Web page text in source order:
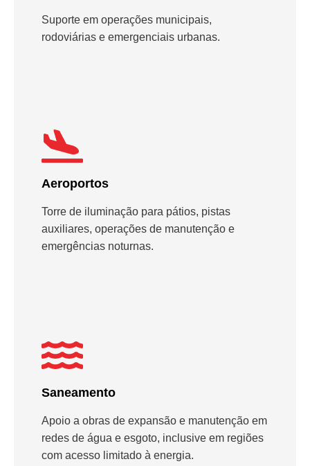
Suporte em operações municipais,
rodoviárias e emergenciais urbanas.
Aeroportos
Torre de iluminação para pátios, pistas
auxiliares, operações de manutenção e
emergências noturnas.
Saneamento
Apoio a obras de expansão e manutenção em
redes de água e esgoto, inclusive em regiões
com acesso limitado à energia.